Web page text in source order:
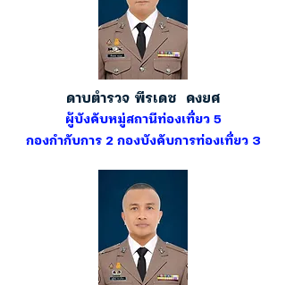
ดาบตำรวจ พีรเดช คงยศ
ผู้บังคับหมู่สถานีท่องเที่ยว 5
กองกำกับการ 2 กองบังคับการท่องเที่ยว 3